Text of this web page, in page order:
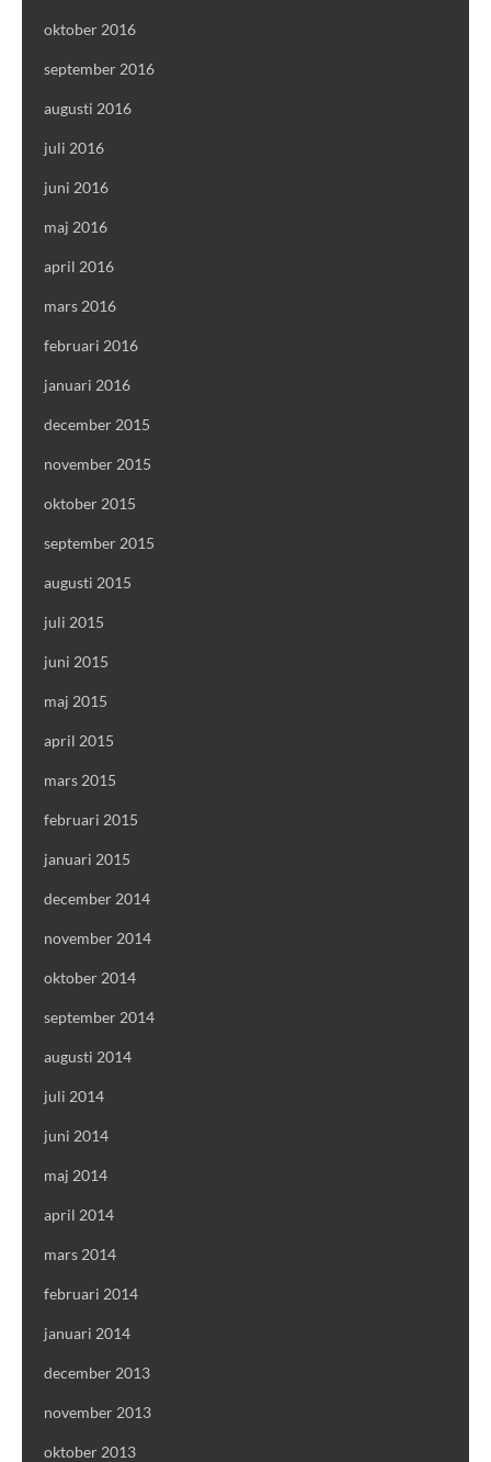
oktober 2016
september 2016
augusti 2016
juli 2016
juni 2016
maj 2016
april 2016
mars 2016
februari 2016
januari 2016
december 2015
november 2015
oktober 2015
september 2015
augusti 2015
juli 2015
juni 2015
maj 2015
april 2015
mars 2015
februari 2015
januari 2015
december 2014
november 2014
oktober 2014
september 2014
augusti 2014
juli 2014
juni 2014
maj 2014
april 2014
mars 2014
februari 2014
januari 2014
december 2013
november 2013
oktober 2013